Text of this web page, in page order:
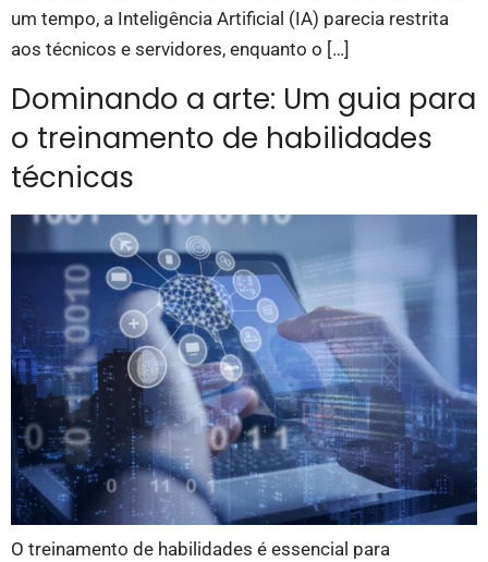
um tempo, a Inteligência Artificial (IA) parecia restrita
aos técnicos e servidores, enquanto o […]
Dominando a arte: Um guia para
o treinamento de habilidades
técnicas
O treinamento de habilidades é essencial para